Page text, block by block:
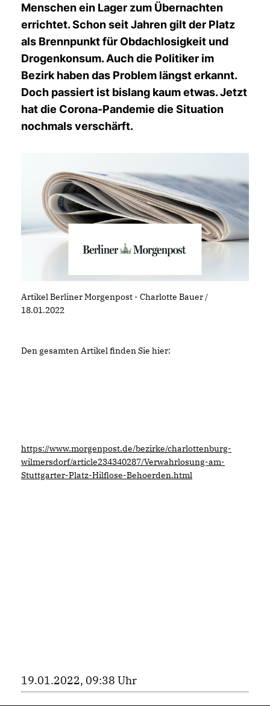
Menschen ein Lager zum Übernachten
errichtet. Schon seit Jahren gilt der Platz
als Brennpunkt für Obdachlosigkeit und
Drogenkonsum. Auch die Politiker im
Bezirk haben das Problem längst erkannt.
Doch passiert ist bislang kaum etwas. Jetzt
hat die Corona-Pandemie die Situation
nochmals verschärft.
Artikel Berliner Morgenpost - Charlotte Bauer /
18.01.2022
Den gesamten Artikel finden Sie hier:
https://www.morgenpost.de/bezirke/charlottenburg-
wilmersdorf/article234340287/Verwahrlosung-am-
Stuttgarter-Platz-Hilflose-Behoerden.html
19.01.2022, 09:38 Uhr